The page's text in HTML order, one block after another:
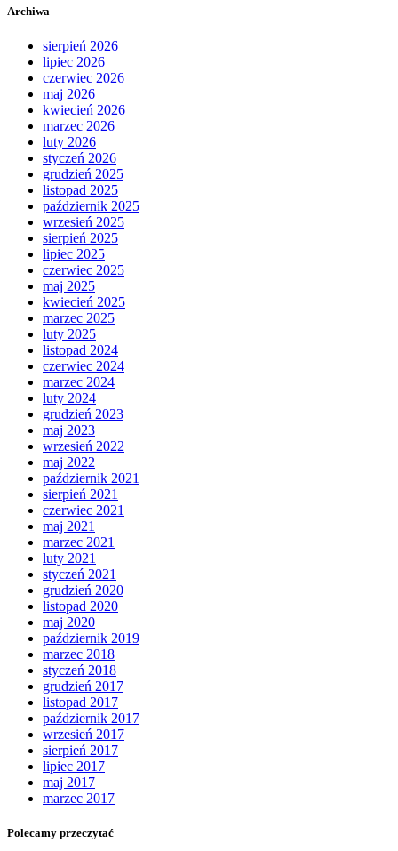
Archiwa
sierpień 2026
lipiec 2026
czerwiec 2026
maj 2026
kwiecień 2026
marzec 2026
luty 2026
styczeń 2026
grudzień 2025
listopad 2025
październik 2025
wrzesień 2025
sierpień 2025
lipiec 2025
czerwiec 2025
maj 2025
kwiecień 2025
marzec 2025
luty 2025
listopad 2024
czerwiec 2024
marzec 2024
luty 2024
grudzień 2023
maj 2023
wrzesień 2022
maj 2022
październik 2021
sierpień 2021
czerwiec 2021
maj 2021
marzec 2021
luty 2021
styczeń 2021
grudzień 2020
listopad 2020
maj 2020
październik 2019
marzec 2018
styczeń 2018
grudzień 2017
listopad 2017
październik 2017
wrzesień 2017
sierpień 2017
lipiec 2017
maj 2017
marzec 2017
Polecamy przeczytać